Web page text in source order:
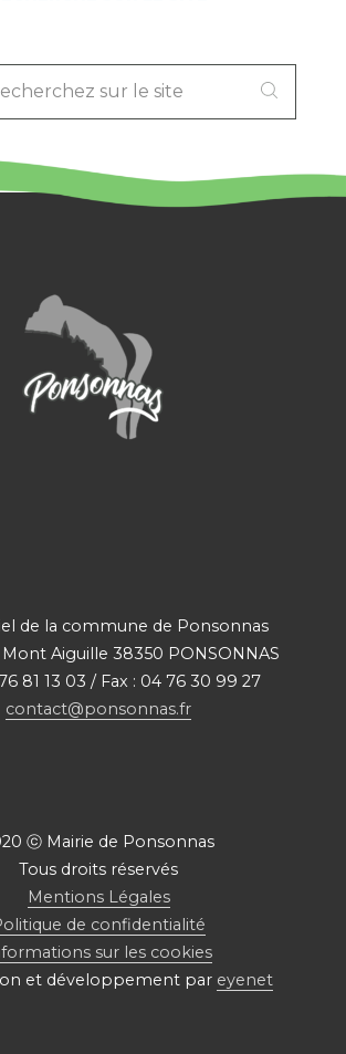
LE
SITE
de la commune de Ponsonnas
Mont Aiguille 38350 PONSONNAS
81 13 03 / Fax : 04 76 30 99 27
contact@ponsonnas.fr
ⓒ Mairie de Ponsonnas
Tous droits réservés
Mentions Légales
de confidentialité
sur les cookies
et développement par eyenet